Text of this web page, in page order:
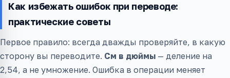
Как избежать ошибок при переводе:
практические советы
Первое правило: всегда дважды проверяйте, в какую
сторону вы переводите. См в дюймы — деление на
2,54, а не умножение. Ошибка в операции меняет